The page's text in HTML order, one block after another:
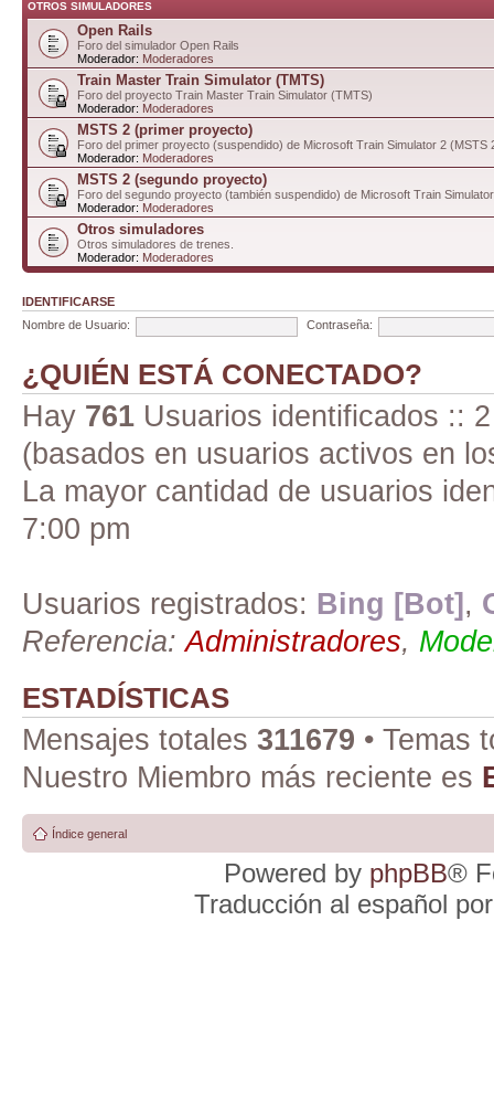
OTROS SIMULADORES
Open Rails
Foro del simulador Open Rails
Moderador: Moderadores
Train Master Train Simulator (TMTS)
Foro del proyecto Train Master Train Simulator (TMTS)
Moderador: Moderadores
MSTS 2 (primer proyecto)
Foro del primer proyecto (suspendido) de Microsoft Train Simulator 2 (MSTS
Moderador: Moderadores
MSTS 2 (segundo proyecto)
Foro del segundo proyecto (también suspendido) de Microsoft Train
Moderador: Moderadores
Otros simuladores
Otros simuladores de trenes.
Moderador: Moderadores
IDENTIFICARSE
Nombre de Usuario:
Contraseña:
¿QUIÉN ESTÁ CONECTADO?
Hay 761 Usuarios identificados ::
(basados en usuarios activos en
La mayor cantidad de usuarios
7:00 pm
Usuarios registrados: Bing [Bot] ,
Referencia:Administradores,
ESTADÍSTICAS
Mensajes totales 311679 • Temas
Nuestro Miembro más reciente es
Índice general
Powered by phpBB®
Traducción al español